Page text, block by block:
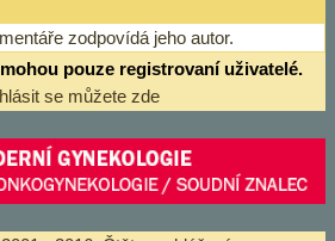
zodpovídá jeho autor.
pouze registrovaní uživatelé.
se můžete zde